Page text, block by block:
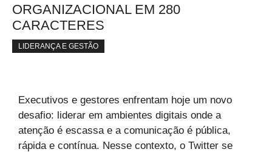
ORGANIZACIONAL EM 280
CARACTERES
LIDERANÇA E GESTÃO
Executivos e gestores enfrentam hoje um novo
desafio: liderar em ambientes digitais onde a
atenção é escassa e a comunicação é pública,
rápida e contínua. Nesse contexto, o Twitter se